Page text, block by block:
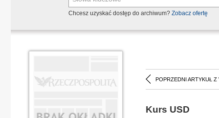
Chcesz uzyskać dostęp do archiwum? Zobacz ofertę
POPRZEDNI ARTYKUŁ Z
Kurs USD